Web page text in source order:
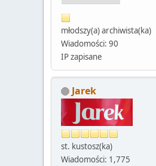
młodszy(a) archiwista(ka)
Wiadomości: 90
IP zapisane
Jarek
st. kustosz(ka)
Wiadomości: 1,775